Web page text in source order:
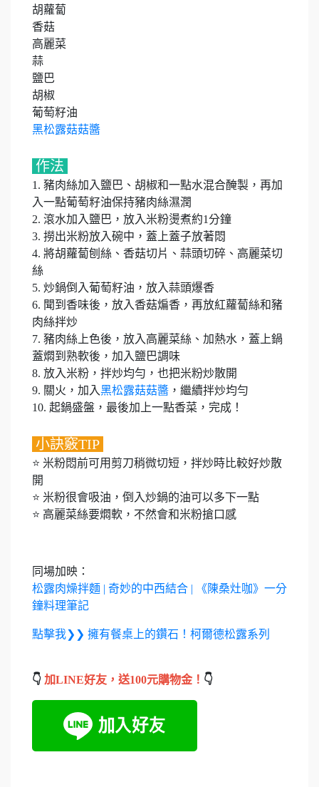
胡蘿蔔
香菇
高麗菜
蒜
鹽巴
胡椒
葡萄籽油
黑松露菇菇醬
作法
1. 豬肉絲加入鹽巴、胡椒和一點水混合醃製，再加
入一點葡萄籽油保持豬肉絲濕潤
2. 滾水加入鹽巴，放入米粉燙煮約1分鐘
3. 撈出米粉放入碗中，蓋上蓋子放著悶
4. 將胡蘿蔔刨絲、香菇切片、蒜頭切碎、高麗菜切
絲
5. 炒鍋倒入葡萄籽油，放入蒜頭爆香
6. 聞到香味後，放入香菇煸香，再放紅蘿蔔絲和豬
肉絲拌炒
7. 豬肉絲上色後，放入高麗菜絲、加熱水，蓋上鍋
蓋燜到熟軟後，加入鹽巴調味
8. 放入米粉，拌炒均勻，也把米粉炒散開
9. 關火，加入黑松露菇菇醬 ，繼續拌炒均勻
10. 起鍋盛盤，最後加上一點香菜，完成！
小訣竅TIP
⭐ 米粉悶前可用剪刀稍微切短，拌炒時比較好炒散
開
⭐ 米粉很會吸油，倒入炒鍋的油可以多下一點
⭐ 高麗菜絲要燜軟，不然會和米粉搶口感
同場加映：
松露肉燥拌麵 | 奇妙的中西結合 | 《陳桑灶咖》一分
鐘料理筆記
點擊我❯❯ 擁有餐桌上的鑽石！柯爾德松露系列
👇 加LINE好友，送100元購物金！ 👇